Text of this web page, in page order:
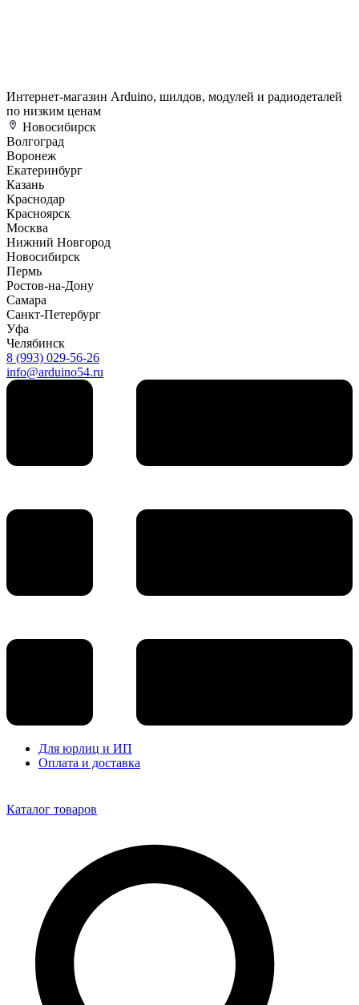
Интернет-магазин Arduino, шилдов, модулей и радиодеталей
по низким ценам
Новосибирск
Волгоград
Воронеж
Екатеринбург
Казань
Краснодар
Красноярск
Москва
Нижний Новгород
Новосибирск
Пермь
Ростов-на-Дону
Самара
Санкт-Петербург
Уфа
Челябинск
8 (993) 029-56-26
info@arduino54.ru
Для юрлиц и ИП
Оплата и доставка
Каталог товаров